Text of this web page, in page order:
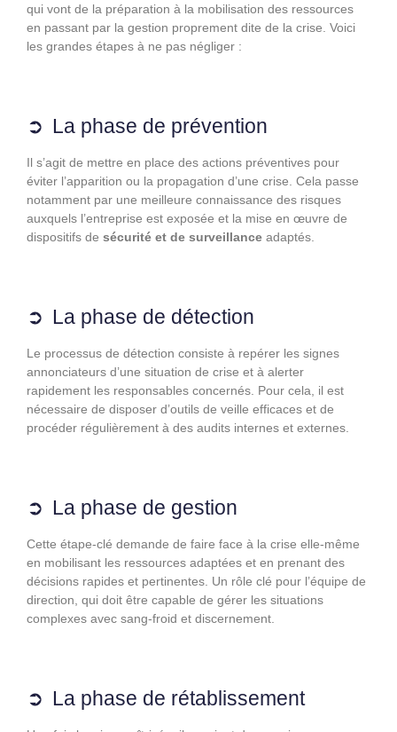
qui vont de la préparation à la mobilisation des ressources
en passant par la gestion proprement dite de la crise. Voici
les grandes étapes à ne pas négliger :
La phase de prévention
Il s’agit de mettre en place des actions préventives pour
éviter l’apparition ou la propagation d’une crise. Cela passe
notamment par une meilleure connaissance des risques
auxquels l’entreprise est exposée et la mise en œuvre de
dispositifs de sécurité et de surveillance adaptés.
La phase de détection
Le processus de détection consiste à repérer les signes
annonciateurs d’une situation de crise et à alerter
rapidement les responsables concernés. Pour cela, il est
nécessaire de disposer d’outils de veille efficaces et de
procéder régulièrement à des audits internes et externes.
La phase de gestion
Cette étape-clé demande de faire face à la crise elle-même
en mobilisant les ressources adaptées et en prenant des
décisions rapides et pertinentes. Un rôle clé pour l’équipe de
direction, qui doit être capable de gérer les situations
complexes avec sang-froid et discernement.
La phase de rétablissement